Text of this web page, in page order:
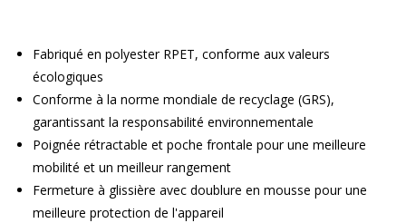
Fabriqué en polyester RPET, conforme aux valeurs
écologiques
Conforme à la norme mondiale de recyclage (GRS),
garantissant la responsabilité environnementale
Poignée rétractable et poche frontale pour une meilleure
mobilité et un meilleur rangement
Fermeture à glissière avec doublure en mousse pour une
meilleure protection de l'appareil